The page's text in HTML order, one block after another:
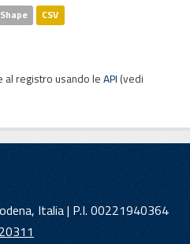
CSV
al registro usando le API (vedi
Italia | P.I. 00221940364